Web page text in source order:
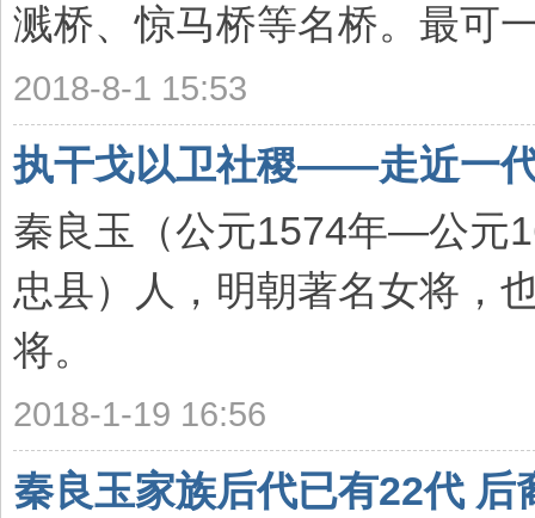
溅桥、惊马桥等名桥。最可
2018-8-1 15:53
执干戈以卫社稷——走近一
秦良玉（公元1574年—公元
忠县）人，明朝著名女将，
将。
2018-1-19 16:56
秦良玉家族后代已有22代 后